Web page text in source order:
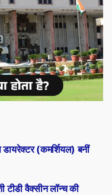
टीडी वैक्सीन लॉन्च की
(कमर्शियल) बनीं